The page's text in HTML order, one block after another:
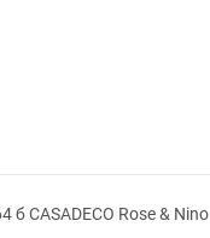
б CASADECO Rose & Nino